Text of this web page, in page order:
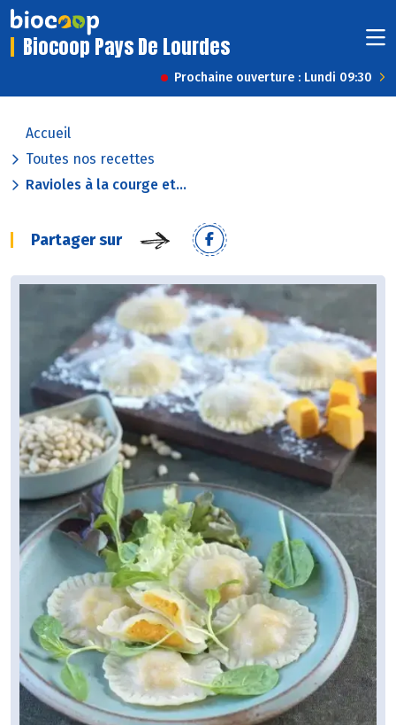
Biocoop Pays De Lourdes
Prochaine ouverture : Lundi 09:30
Accueil
Toutes nos recettes
Ravioles à la courge et...
Partager sur